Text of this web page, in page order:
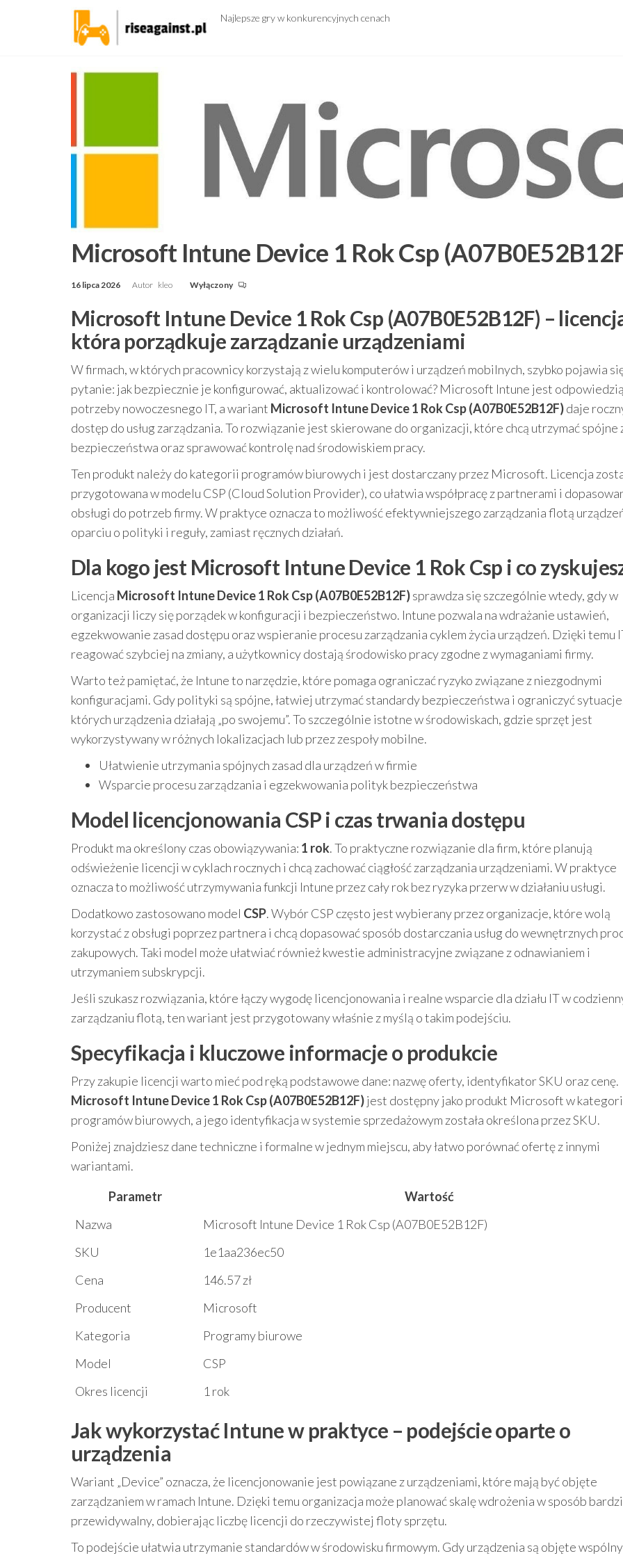
Najlepsze gry w konkurencyjnych cenach
Microsoft Intune Device 1 Rok Csp
16 lipca 2026 Autor kleo Wyłączony
Microsoft Intune Device 1 Rok Csp (A07B0E52B12F) –
która porządkuje zarządzanie urządzeniami
W firmach, w których pracownicy korzystają z wielu komputerów i urządzeń mobilnych, szybko pojawia
pytanie: jak bezpiecznie je konfigurować, aktualizować i kontrolować? Microsoft Intune jest
potrzeby nowoczesnego IT, a wariant Microsoft Intune Device 1 Rok Csp (A07B0E52B12F)daje
dostęp do usług zarządzania. To rozwiązanie jest skierowane do organizacji, które chcą utrzymać spójne
bezpieczeństwa oraz sprawować kontrolę nad środowiskiem pracy.
Ten produkt należy do kategorii programów biurowych i jest dostarczany przez Microsoft. Licencja
przygotowana w modelu CSP (Cloud Solution Provider), co ułatwia współpracę z partnerami i
obsługi do potrzeb firmy. W praktyce oznacza to możliwość efektywniejszego zarządzania flotą
oparciu o polityki i reguły, zamiast ręcznych działań.
Dla kogo jest Microsoft Intune Device 1 Rok Csp i co
Licencja Microsoft Intune Device 1 Rok Csp (A07B0E52B12F)sprawdza się szczególnie wtedy, gdy w
organizacji liczy się porządek w konfiguracji i bezpieczeństwo. Intune pozwala na wdrażanie ustawień,
egzekwowanie zasad dostępu oraz wspieranie procesu zarządzania cyklem życia urządzeń. Dzięki temu
reagować szybciej na zmiany, a użytkownicy dostają środowisko pracy zgodne z wymaganiami firmy.
Warto też pamiętać, że Intune to narzędzie, które pomaga ograniczać ryzyko związane z niezgodnymi
konfiguracjami. Gdy polityki są spójne, łatwiej utrzymać standardy bezpieczeństwa i ograniczyć
których urządzenia działają „po swojemu”. To szczególnie istotne w środowiskach, gdzie sprzęt jest
wykorzystywany w różnych lokalizacjach lub przez zespoły mobilne.
Ułatwienie utrzymania spójnych zasad dla urządzeń w firmie
Wsparcie procesu zarządzania i egzekwowania polityk bezpieczeństwa
Model licencjonowania CSP i czas trwania dostępu
Produkt ma określony czas obowiązywania: 1 rok. To praktyczne rozwiązanie dla firm, które planują
odświeżenie licencji w cyklach rocznych i chcą zachować ciągłość zarządzania urządzeniami. W praktyce
oznacza to możliwość utrzymywania funkcji Intune przez cały rok bez ryzyka przerw w działaniu usługi.
Dodatkowo zastosowano model CSP. Wybór CSP często jest wybierany przez organizacje, które wolą
korzystać z obsługi poprzez partnera i chcą dopasować sposób dostarczania usług do wewnętrznych
zakupowych. Taki model może ułatwiać również kwestie administracyjne związane z odnawianiem i
utrzymaniem subskrypcji.
Jeśli szukasz rozwiązania, które łączy wygodę licencjonowania i realne wsparcie dla działu IT w
zarządzaniu flotą, ten wariant jest przygotowany właśnie z myślą o takim podejściu.
Specyfikacja i kluczowe informacje o produkcie
Przy zakupie licencji warto mieć pod ręką podstawowe dane: nazwę oferty, identyfikator SKU oraz cenę.
Microsoft Intune Device 1 Rok Csp (A07B0E52B12F)jest dostępny jako produkt Microsoft w
programów biurowych, a jego identyfikacja w systemie sprzedażowym została określona przez SKU.
Poniżej znajdziesz dane techniczne i formalne w jednym miejscu, aby łatwo porównać ofertę z innymi
wariantami.
Parametr
Wartość
Nazwa
Microsoft Intune Device 1 Rok Csp (A07B0E52B12F)
SKU
1e1aa236ec50
Cena
146.57 zł
Producent
Microsoft
Kategoria
Programy biurowe
Model
CSP
Okres licencji
1 rok
Jak wykorzystać Intune w praktyce – podejście oparte o
urządzenia
Wariant „Device” oznacza, że licencjonowanie jest powiązane z urządzeniami, które mają być objęte
zarządzaniem w ramach Intune. Dzięki temu organizacja może planować skalę wdrożenia w sposób
przewidywalny, dobierając liczbę licencji do rzeczywistej floty sprzętu.
To podejście ułatwia utrzymanie standardów w środowisku firmowym. Gdy urządzenia są objęte